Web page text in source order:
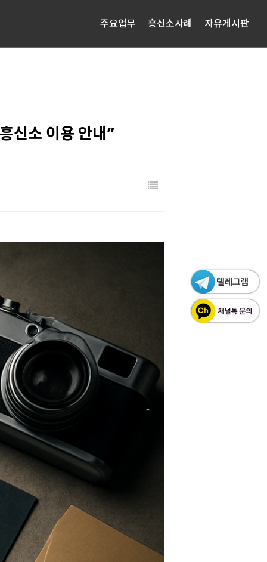
주요업무 흥신소사례 자유게시판
신소 이용 안내”